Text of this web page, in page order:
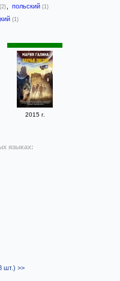
(2) польский (1)
(1)
2015 г.
языках:
шт.) >>